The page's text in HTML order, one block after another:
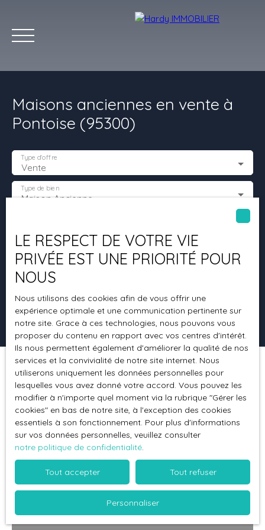
Accueil Les villes qu'on aime
Maisons anciennes en vente à
Pontoise (95300)
Vente
Type d'offre
Maison Ancienne
Type de bien
Budget max (€)
Surface min (m²)
Rechercher
Pertinence
Trier par Créer une alerte
LE RESPECT DE VOTRE VIE
PRIVÉE EST UNE PRIORITÉ POUR
NOUS
Nous utilisons des cookies afin de vous offrir une
expérience optimale et une communication pertinente sur
notre site. Grace à ces technologies, nous pouvons vous
proposer du contenu en rapport avec vos centres d'intérêt.
Ils nous permettent également d'améliorer la qualité de nos
services et la convivialité de notre site internet. Nous
utiliserons uniquement les données personnelles pour
lesquelles vous avez donné votre accord. Vous pouvez les
modifier à n'importe quel moment via la rubrique ″Gérer les
cookies″ en bas de notre site, à l'exception des cookies
essentiels à son fonctionnement. Pour plus d'informations
sur vos données personnelles, veuillez consulter
notre politique de confidentialité.
Tout accepter Tout refuser
Personnaliser